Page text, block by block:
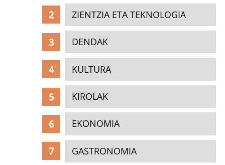
ZIENTZIA ETA TEKNOLOGIA
DENDAK
KULTURA
KIROLAK
EKONOMIA
GASTRONOMIA